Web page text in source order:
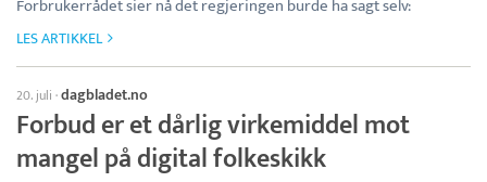
Forbrukerrådet sier nå det regjeringen burde ha sagt selv:
LES ARTIKKEL
20. juli ·dagbladet.no
Forbud er et dårlig virkemiddel mot
mangel på digital folkeskikk